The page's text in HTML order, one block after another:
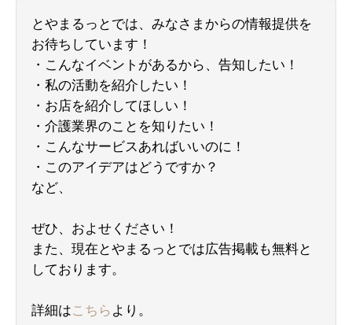
とやまるっとでは、みなさまからの情報提供を
お待ちしています！
・こんなイベントがあるから、告知したい！
・私の活動を紹介したい！
・お店を紹介してほしい！
・介護業界のことを知りたい！
・こんなサービスあればいいのに！
・このアイデアはどうですか？
など、
ぜひ、およせください！
また、現在とやまるっとでは広告掲載も無料と
しております。
詳細はこちら より。